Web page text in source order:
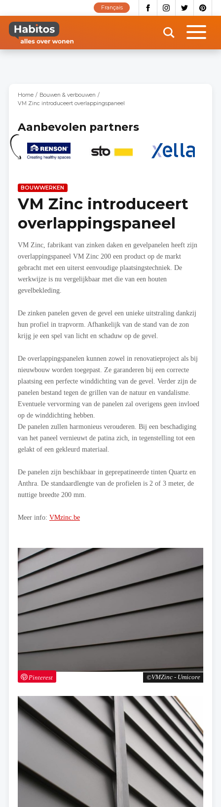
naar
inhoud
gaan
Français
Home
Bouwen & verbouwen
VM Zinc introduceert overlappingspaneel
Aanbevolen partners
BOUWWERKEN
VM Zinc introduceert
overlappingspaneel
VMZinc - Umicore
Pinterest
VM Zinc, fabrikant van zinken daken en gevelpanelen heeft zijn
overlappingspaneel VM Zinc 200 een product op de markt
gebracht met een uiterst eenvoudige plaatsingstechniek. De
werkwijze is nu vergelijkbaar met die van een houten
gevelbekleding.
De zinken panelen geven de gevel een unieke uitstraling dankzij
hun profiel in trapvorm. Afhankelijk van de stand van de zon
krijg je een spel van licht en schaduw op de gevel.
De overlappingspanelen kunnen zowel in renovatieproject als bij
nieuwbouw worden toegepast. Ze garanderen bij een correcte
plaatsing een perfecte winddichting van de gevel. Verder zijn de
panelen bestand tegen de grillen van de natuur en vandalisme.
Eventuele vervorming van de panelen zal overigens geen invloed
op de winddichting hebben.
De panelen zullen harmonieus verouderen. Bij een beschadiging
van het paneel vernieuwt de patina zich, in tegenstelling tot een
gelakt of een gekleurd materiaal.
De panelen zijn beschikbaar in geprepatineerde tinten Quartz en
Anthra. De standaardlengte van de profielen is 2 of 3 meter, de
nuttige breedte 200 mm.
Meer info: VMzinc.be